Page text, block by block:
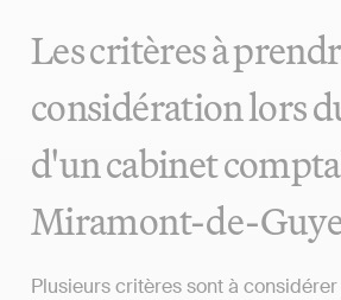
Les critères à
considération lors
d'un cabinet
Miramont-de-
Plusieurs critères sont à